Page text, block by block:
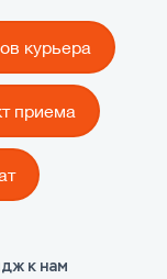
курьера
приема
к нам